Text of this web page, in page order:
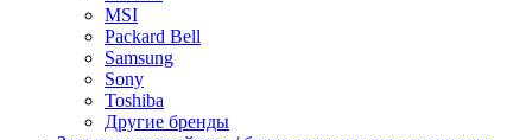
MSI
Packard Bell
Samsung
Sony
Toshiba
Другие бренды